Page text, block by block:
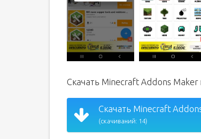
Скачать Minecraft Addons
Скачать Minecraft
(скачиваний: 14)